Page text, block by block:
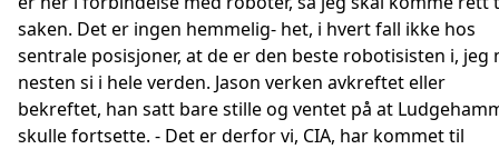
saken. Det er ingen hemmelig- het, i hvert fall ikke hos
sentrale posisjoner, at de er den beste robotisisten i, jeg
nesten si i hele verden. Jason verken avkreftet eller
bekreftet, han satt bare stille og ventet på at
skulle fortsette. - Det er derfor vi, CIA, har kommet til